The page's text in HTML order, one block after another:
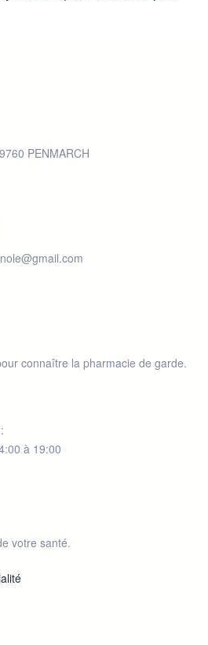
PENMARCH
connaître la pharmacie de garde.
à 19:00
votre santé.